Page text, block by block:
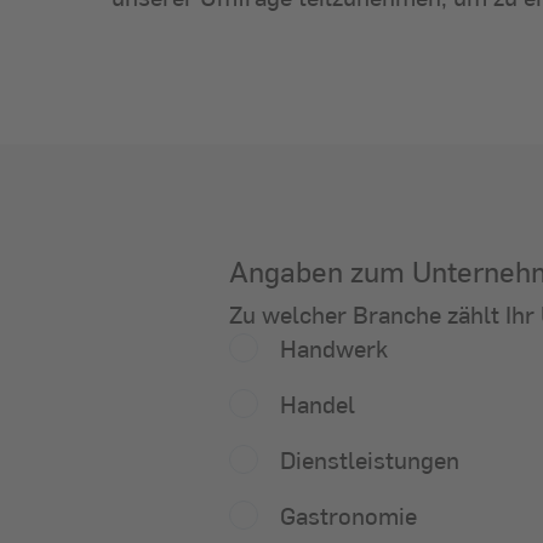
Angaben zum
Zu welcher Branche
Zu welcher Branche zählt
Handwerk
Handel
Dienstleistungen
Gastronomie